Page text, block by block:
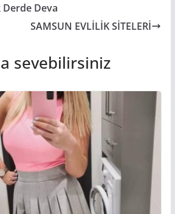
Deva
SAMSUN EVLİLİK SİTELERİ
sevebilirsiniz